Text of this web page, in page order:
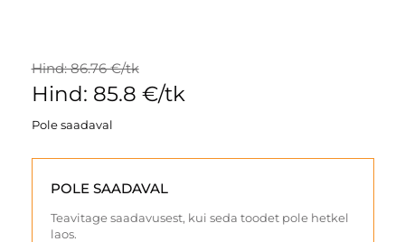
Hind: 86.76 €/tk
Hind: 85.8 €/tk
Pole saadaval
POLE SAADAVAL
Teavitage saadavusest, kui seda toodet pole hetkel
laos.